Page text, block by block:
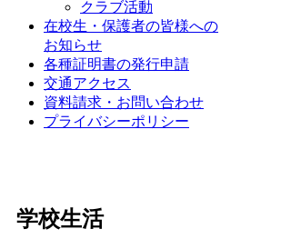
クラブ活動
在校生・保護者の皆様への
お知らせ
各種証明書の発行申請
交通アクセス
資料請求・お問い合わせ
プライバシーポリシー
学校生活